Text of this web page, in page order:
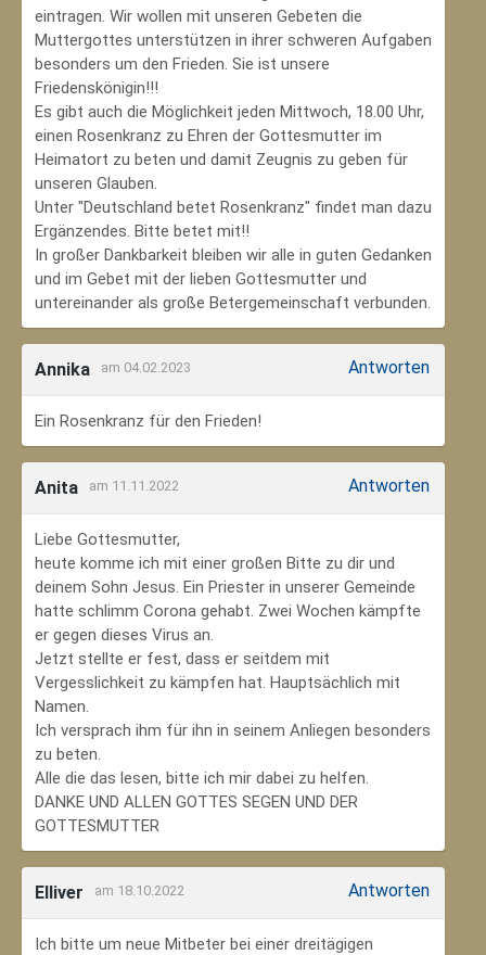
eintragen. Wir wollen mit unseren Gebeten die
Muttergottes unterstützen in ihrer schweren Aufgaben
besonders um den Frieden. Sie ist unsere
Friedenskönigin!!!
Es gibt auch die Möglichkeit jeden Mittwoch, 18.00 Uhr,
einen Rosenkranz zu Ehren der Gottesmutter im
Heimatort zu beten und damit Zeugnis zu geben für
unseren Glauben.
Unter "Deutschland betet Rosenkranz" findet man dazu
Ergänzendes. Bitte betet mit!!
In großer Dankbarkeit bleiben wir alle in guten Gedanken
und im Gebet mit der lieben Gottesmutter und
untereinander als große Betergemeinschaft verbunden.
Annika am 04.02.2023 Antworten
Ein Rosenkranz für den Frieden!
Anita am 11.11.2022 Antworten
Liebe Gottesmutter,
heute komme ich mit einer großen Bitte zu dir und
deinem Sohn Jesus. Ein Priester in unserer Gemeinde
hatte schlimm Corona gehabt. Zwei Wochen kämpfte
er gegen dieses Virus an.
Jetzt stellte er fest, dass er seitdem mit
Vergesslichkeit zu kämpfen hat. Hauptsächlich mit
Namen.
Ich versprach ihm für ihn in seinem Anliegen besonders
zu beten.
Alle die das lesen, bitte ich mir dabei zu helfen.
DANKE UND ALLEN GOTTES SEGEN UND DER
GOTTESMUTTER
Elliver am 18.10.2022 Antworten
Ich bitte um neue Mitbeter bei einer dreitägigen